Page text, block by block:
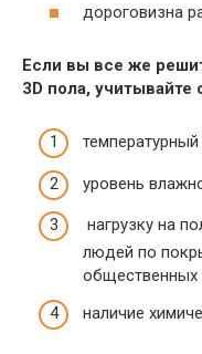
дороговизна
Если вы все же
3D пола,
уровень
нагрузку на
людей по
общественных
наличие